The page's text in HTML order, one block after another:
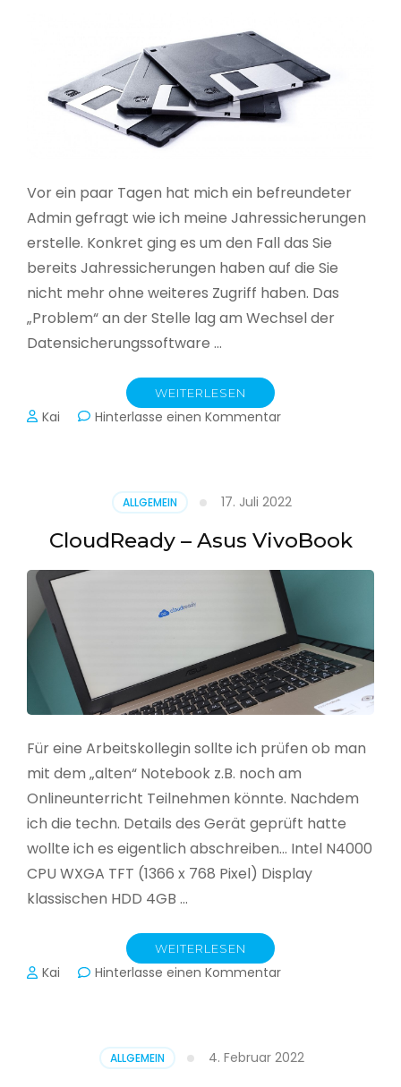
Vor ein paar Tagen hat mich ein befreundeter
Admin gefragt wie ich meine Jahressicherungen
erstelle. Konkret ging es um den Fall das Sie
bereits Jahressicherungen haben auf die Sie
nicht mehr ohne weiteres Zugriff haben. Das
„Problem“ an der Stelle lag am Wechsel der
Datensicherungssoftware …
WEITERLESEN
Kai Hinterlasse einen Kommentarzu
Jahressicherung
ALLGEMEIN 17. Juli 2022
CloudReady – Asus VivoBook
Für eine Arbeitskollegin sollte ich prüfen ob man
mit dem „alten“ Notebook z.B. noch am
Onlineunterricht Teilnehmen könnte. Nachdem
ich die techn. Details des Gerät geprüft hatte
wollte ich es eigentlich abschreiben… Intel N4000
CPU WXGA TFT (1366 x 768 Pixel) Display
klassischen HDD 4GB …
WEITERLESEN
Kai Hinterlasse einen Kommentarzu
ALLGEMEIN 4. Februar 2022